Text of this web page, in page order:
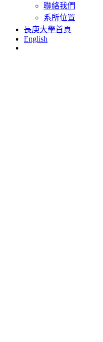
聯絡我們
系所位置
長庚大學首頁
English